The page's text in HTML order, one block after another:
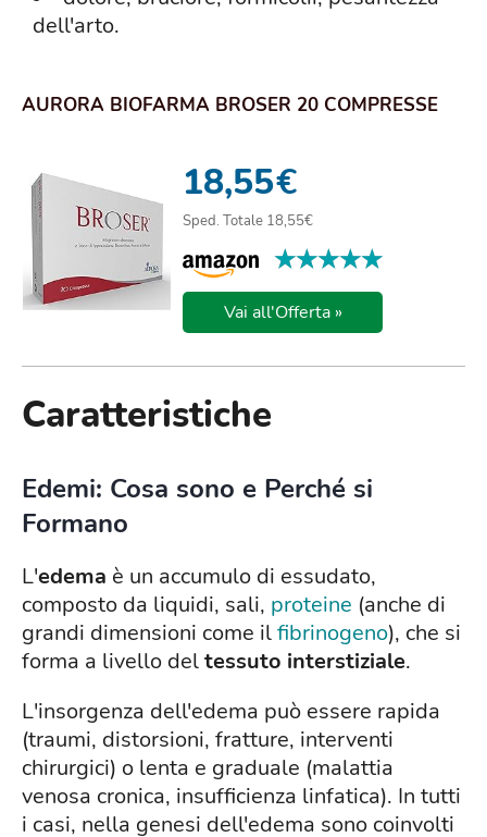
dell'arto.
AURORA BIOFARMA BROSER 20 COMPRESSE
18,55€
Sped. Totale 18,55€
★★★★★
★★★★★
Vai all'Offerta »
Caratteristiche
Edemi: Cosa sono e Perché si
Formano
L'edema è un accumulo di essudato,
composto da liquidi, sali, proteine (anche di
grandi dimensioni come ilfibrinogeno), che si
forma a livello deltessuto interstiziale.
L'insorgenza dell'edema può essere rapida
(traumi, distorsioni, fratture, interventi
chirurgici) o lenta e graduale (malattia
venosa cronica, insufficienza linfatica). In tutti
i casi, nella genesi dell'edema sono coinvolti